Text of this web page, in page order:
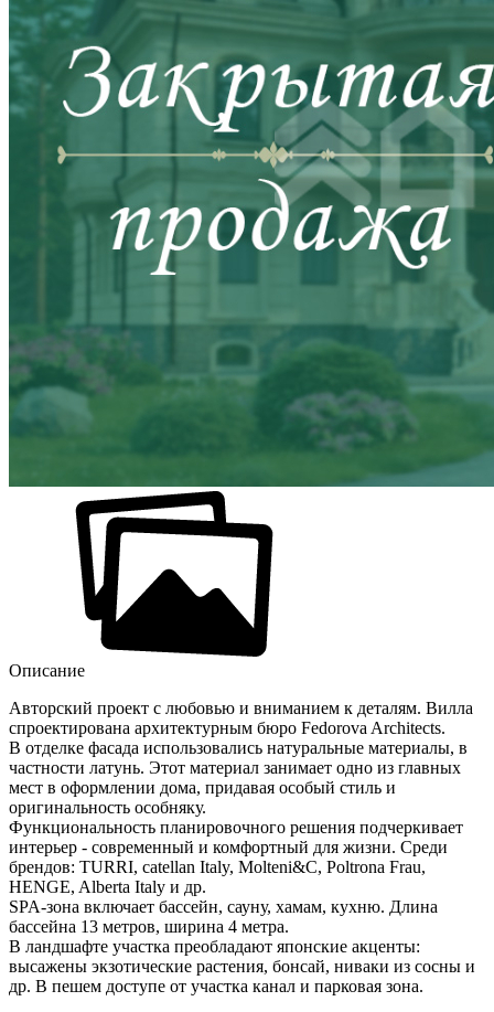
Описание
Авторский проект с любовью и вниманием к деталям. Вилла
спpоектиpована аpхитектурным бюро Fedorova Architects.
В отделке фасада использовались натуральные материалы, в
частности латунь. Этот материал занимает одно из главных
мест в оформлении дома, придавая особый стиль и
оригинальность особняку.
Функциональность планировочного решения подчеркивает
интерьер - современный и комфортный для жизни. Среди
брендов: TURRI, catellan Italy, Molteni&С, Poltrona Frau,
HENGE, Alberta Italy и др.
SPA-зона включает бассейн, сауну, хамам, кухню. Длина
бассейна 13 метров, ширина 4 метра.
В ландшафте участка преобладают японские акценты:
высажены экзотические растения, бонсай, ниваки из сосны и
др. В пешем доступе от участка канал и парковая зона.